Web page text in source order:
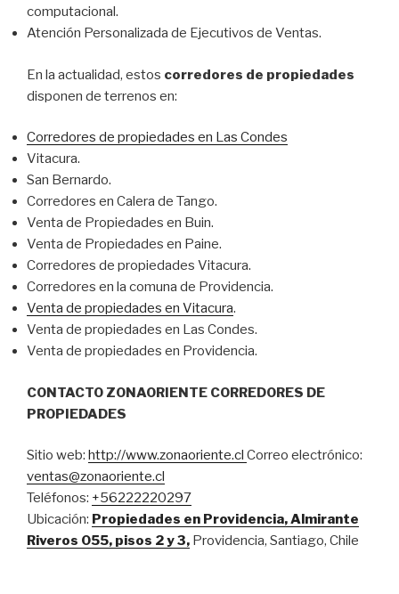
computacional.
Atención Personalizada de Ejecutivos de Ventas.
En la actualidad, estos corredores de propiedades
disponen de terrenos en:
Corredores de propiedades en Las Condes
Vitacura.
San Bernardo.
Corredores en Calera de Tango.
Venta de Propiedades en Buin.
Venta de Propiedades en Paine.
Corredores de propiedades Vitacura.
Corredores en la comuna de Providencia.
Venta de propiedades en Vitacura.
Venta de propiedades en Las Condes.
Venta de propiedades en Providencia.
CONTACTO ZONAORIENTE CORREDORES DE
PROPIEDADES
Sitio web: http://www.zonaoriente.cl Correo electrónico:
ventas@zonaoriente.cl
Teléfonos: +56222220297
Ubicación: Propiedades en Providencia, Almirante
Riveros 055, pisos 2 y 3, Providencia, Santiago, Chile